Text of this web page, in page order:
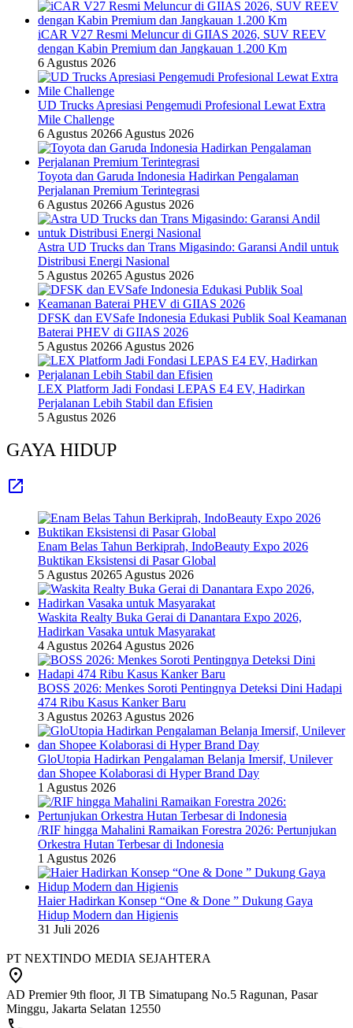
iCAR V27 Resmi Meluncur di GIIAS 2026, SUV REEV
dengan Kabin Premium dan Jangkauan 1.200 Km
6 Agustus 2026
UD Trucks Apresiasi Pengemudi Profesional Lewat Extra
Mile Challenge
6 Agustus 20266 Agustus 2026
Toyota dan Garuda Indonesia Hadirkan Pengalaman
Perjalanan Premium Terintegrasi
6 Agustus 20266 Agustus 2026
Astra UD Trucks dan Trans Migasindo: Garansi Andil untuk
Distribusi Energi Nasional
5 Agustus 20265 Agustus 2026
DFSK dan EVSafe Indonesia Edukasi Publik Soal Keamanan
Baterai PHEV di GIIAS 2026
5 Agustus 20266 Agustus 2026
LEX Platform Jadi Fondasi LEPAS E4 EV, Hadirkan
Perjalanan Lebih Stabil dan Efisien
5 Agustus 2026
GAYA HIDUP
Enam Belas Tahun Berkiprah, IndoBeauty Expo 2026
Buktikan Eksistensi di Pasar Global
5 Agustus 20265 Agustus 2026
Waskita Realty Buka Gerai di Danantara Expo 2026,
Hadirkan Vasaka untuk Masyarakat
4 Agustus 20264 Agustus 2026
BOSS 2026: Menkes Soroti Pentingnya Deteksi Dini Hadapi
474 Ribu Kasus Kanker Baru
3 Agustus 20263 Agustus 2026
GloUtopia Hadirkan Pengalaman Belanja Imersif, Unilever
dan Shopee Kolaborasi di Hyper Brand Day
1 Agustus 2026
/RIF hingga Mahalini Ramaikan Forestra 2026: Pertunjukan
Orkestra Hutan Terbesar di Indonesia
1 Agustus 2026
Haier Hadirkan Konsep “One & Done ” Dukung Gaya
Hidup Modern dan Higienis
31 Juli 2026
PT NEXTINDO MEDIA SEJAHTERA
AD Premier 9th floor, Jl TB Simatupang No.5 Ragunan, Pasar
Minggu, Jakarta Selatan 12550